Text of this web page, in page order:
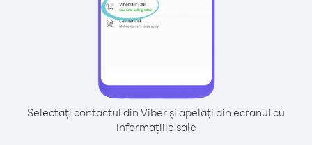
Selectați contactul din Viber și apelați din ecranul cu
informațiile sale